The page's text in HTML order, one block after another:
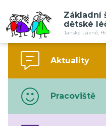
Základní
dětské
Janské Lázně,
Aktuality
Pracoviště